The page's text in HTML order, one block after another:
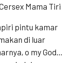
Mama Tiri
pintu kamar
di luar
o my God…